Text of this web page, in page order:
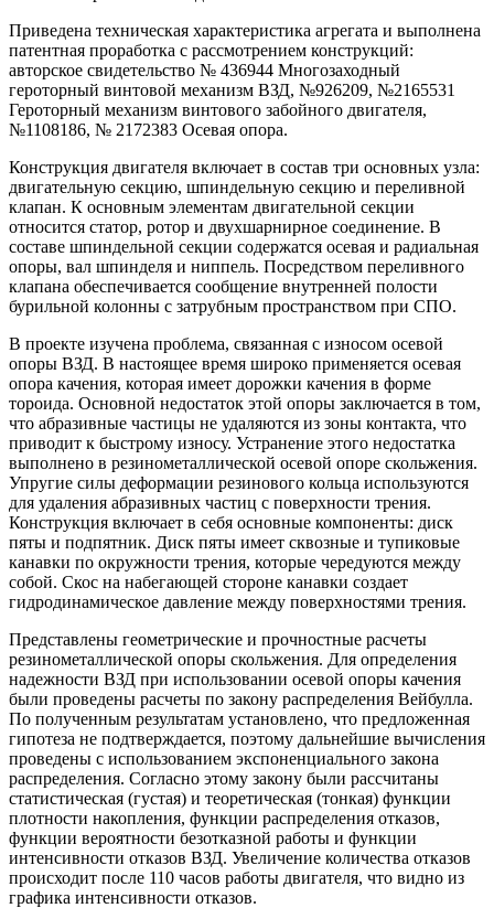
Приведена техническая характеристика агрегата и выполнена
патентная проработка с рассмотрением конструкций:
авторское свидетельство № 436944 Многозаходный
героторный винтовой механизм ВЗД, №926209, №2165531
Героторный механизм винтового забойного двигателя,
№1108186, № 2172383 Осевая опора.
Конструкция двигателя включает в состав три основных узла:
двигательную секцию, шпиндельную секцию и переливной
клапан. К основным элементам двигательной секции
относится статор, ротор и двухшарнирное соединение. В
составе шпиндельной секции содержатся осевая и радиальная
опоры, вал шпинделя и ниппель. Посредством переливного
клапана обеспечивается сообщение внутренней полости
бурильной колонны с затрубным пространством при СПО.
В проекте изучена проблема, связанная с износом осевой
опоры ВЗД. В настоящее время широко применяется осевая
опора качения, которая имеет дорожки качения в форме
тороида. Основной недостаток этой опоры заключается в том,
что абразивные частицы не удаляются из зоны контакта, что
приводит к быстрому износу. Устранение этого недостатка
выполнено в резинометаллической осевой опоре скольжения.
Упругие силы деформации резинового кольца используются
для удаления абразивных частиц с поверхности трения.
Конструкция включает в себя основные компоненты: диск
пяты и подпятник. Диск пяты имеет сквозные и тупиковые
канавки по окружности трения, которые чередуются между
собой. Скос на набегающей стороне канавки создает
гидродинамическое давление между поверхностями трения.
Представлены геометрические и прочностные расчеты
резинометаллической опоры скольжения. Для определения
надежности ВЗД при использовании осевой опоры качения
были проведены расчеты по закону распределения Вейбулла.
По полученным результатам установлено, что предложенная
гипотеза не подтверждается, поэтому дальнейшие вычисления
проведены с использованием экспоненциального закона
распределения. Согласно этому закону были рассчитаны
статистическая (густая) и теоретическая (тонкая) функции
плотности накопления, функции распределения отказов,
функции вероятности безотказной работы и функции
интенсивности отказов ВЗД. Увеличение количества отказов
происходит после 110 часов работы двигателя, что видно из
графика интенсивности отказов.